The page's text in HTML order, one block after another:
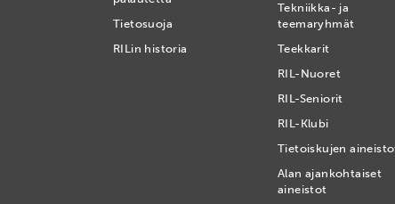
Tietosuoja
RILin historia
Tekniikka- ja
teemaryhmät
Teekkarit
RIL-Nuoret
RIL-Seniorit
RIL-Klubi
Tietoiskujen
Alan ajankohtaiset
aineistot